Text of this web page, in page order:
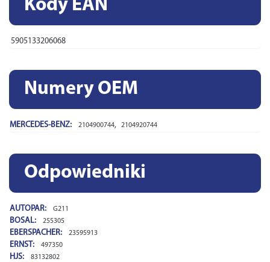
Kody EAN
5905133206068
Numery OEM
MERCEDES-BENZ: 2104900744, 2104920744
Odpowiedniki
AUTOPAR: G211
BOSAL: 255305
EBERSPACHER: 23595913
ERNST: 497350
HJS: 83132802